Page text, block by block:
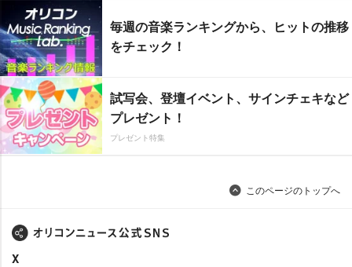
毎週の音楽ランキングから、ヒットの推移
をチェック！
試写会、登壇イベント、サインチェキなど
プレゼント！
プレゼント特集
このページのトップへ
X